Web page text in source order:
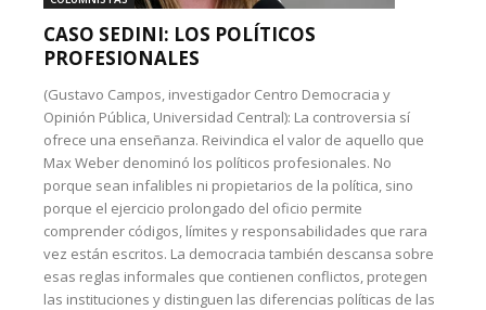
CASO SEDINI: LOS POLÍTICOS
PROFESIONALES
(Gustavo Campos, investigador Centro Democracia y
Opinión Pública, Universidad Central): La controversia sí
ofrece una enseñanza. Reivindica el valor de aquello que
Max Weber denominó los políticos profesionales. No
porque sean infalibles ni propietarios de la política, sino
porque el ejercicio prolongado del oficio permite
comprender códigos, límites y responsabilidades que rara
vez están escritos. La democracia también descansa sobre
esas reglas informales que contienen conflictos, protegen
las instituciones y distinguen las diferencias políticas de las